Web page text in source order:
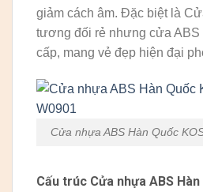
giảm cách âm. Đặc biệt là
tương đối rẻ nhưng cửa
cấp, mang vẻ đẹp hiện đại
Cửa nhựa ABS Hàn Quốc
Cấu trúc Cửa nhựa ABS